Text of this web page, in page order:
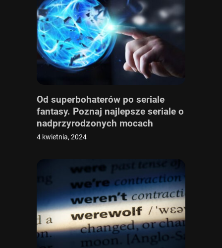
Od superbohaterów po seriale
fantasy. Poznaj najlepsze seriale o
nadprzyrodzonych mocach
4 kwietnia, 2024